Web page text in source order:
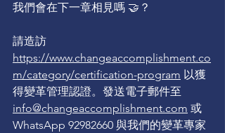
我們會在下一章相見嗎 🤝？
請造訪
https://www.changeaccomplishment.co
m/category/certification-program 以獲
得變革管理認證。發送電子郵件至
info@changeaccomplishment.com 或
WhatsApp 92982660 與我們的變革專家